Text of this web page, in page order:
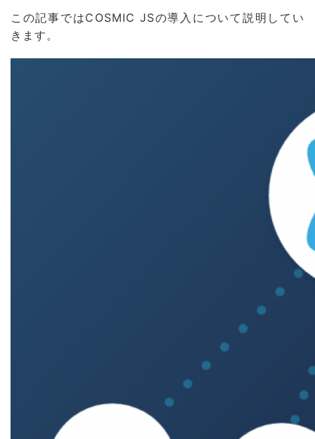
この記事ではCOSMIC JSの導入について説明してい
きます。